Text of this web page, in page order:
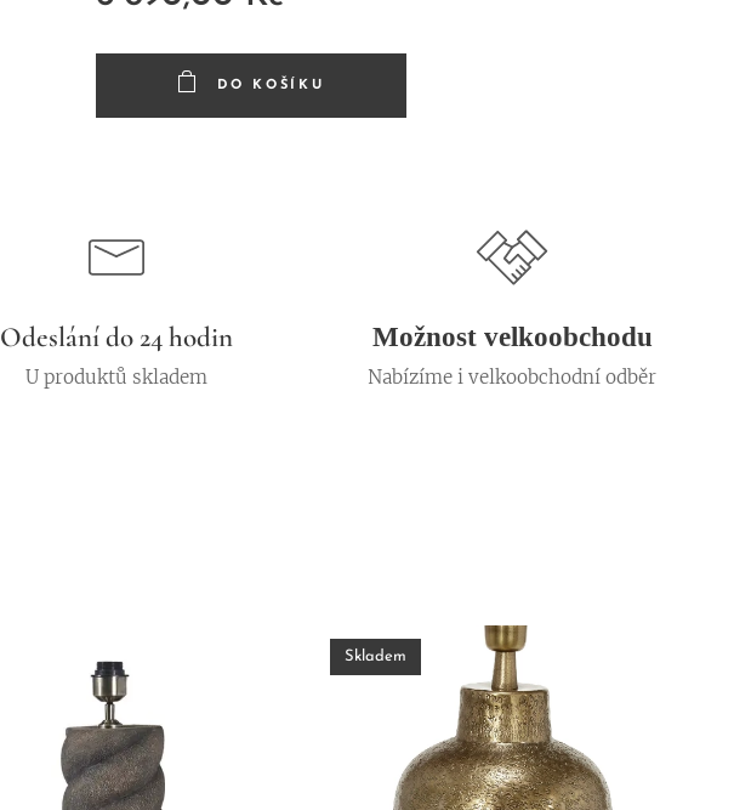
DO KOŠÍKU
Odeslání do 24 hodin
U produktů skladem
Možnost velkoobchodu
Nabízíme i velkoobchodní odběr
Skladem